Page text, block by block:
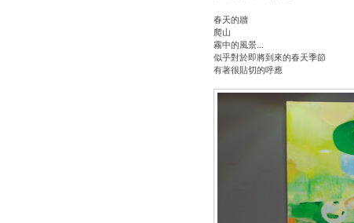
春天的牆
爬山
霧中的風景...
似乎對於即將到來的春天季節
有著很貼切的呼應